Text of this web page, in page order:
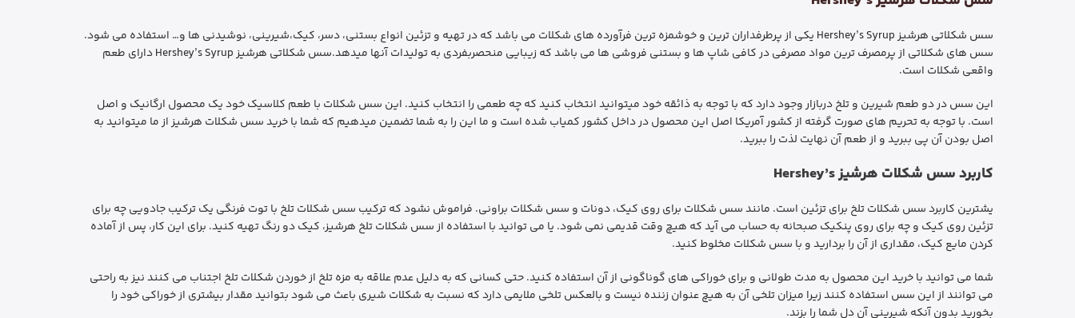
سس شکلاتی هرشیز Hershey’s Syrup یکی از پرطرفداران ترین و خوشمزه ترین فرآورده های شکلات می باشد که در تهیه و تزئین انواع بستنی، دسر، کیک،شیرینی، نوشیدنی ها و… استفاده می شود.
سس های شکلاتی از پرمصرف ترین مواد مصرفی در کافی شاپ ها و بستنی فروشی ها می باشد که زیبایی منحصربفردی به تولیدات آنها میدهد.سس شکلاتی هرشیز Hershey’s Syrup دارای طعم
واقعی شکلات است.
این سس در دو طعم شیرین و تلخ دربازار وجود دارد که با توجه به ذائقه خود میتوانید انتخاب کنید که چه طعمی را انتخاب کنید. این سس شکلات با طعم کلاسیک خود یک محصول ارگانیک و اصل
است. با توجه به تحریم های صورت گرفته از کشور آمریکا اصل این محصول در داخل کشور کمیاب شده است و ما این را به شما تضمین میدهیم که شما با خرید سس شکلات هرشیز از ما میتوانید به
اصل بودن آن پی ببرید و از طعم آن نهایت لذت را ببرید.
کاربرد سس شکلات هرشیز Hershey’s
یشترین کاربرد سس شکلات تلخ برای تزئین است. مانند سس شکلات برای روی کیک، دونات و سس شکلات براونی. فراموش نشود که ترکیب سس شکلات تلخ با توت فرنگی یک ترکیب جادویی چه برای
تزئین روی کیک و چه برای روی پنکیک صبحانه به حساب می آید که هیچ وقت قدیمی نمی شود. یا می توانید با استفاده از سس شکلات تلخ هرشیز، کیک دو رنگ تهیه کنید. برای این کار، پس از آماده
کردن مایع کیک، مقداری از آن را بردارید و با سس شکلات مخلوط کنید.
شما می توانید با خرید این محصول به مدت طولانی و برای خوراکی های گوناگونی از آن استفاده کنید. حتی کسانی که به دلیل عدم علاقه به مزه تلخ از خوردن شکلات تلخ اجتناب می کنند نیز به راحتی
می توانند از این سس استفاده کنند زیرا میزان تلخی آن به هیچ عنوان زننده نیست و بالعکس تلخی ملایمی دارد که نسبت به شکلات شیری باعث می شود بتوانید مقدار بیشتری از خوراکی خود را
بخورید بدون آنکه شیرینی آن دل شما را بزند.